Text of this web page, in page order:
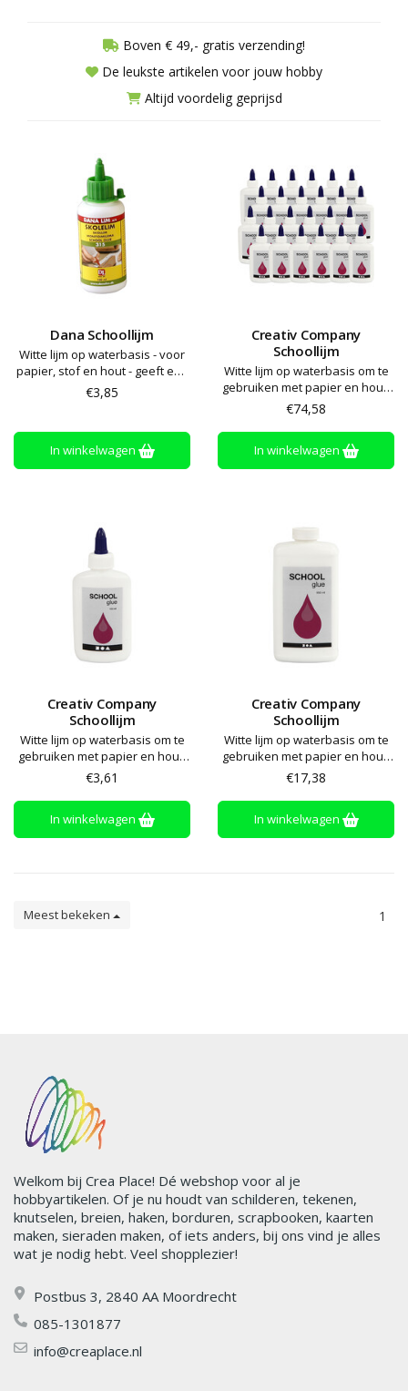
Boven € 49,- gratis verzending!
De leukste artikelen voor jouw hobby
Altijd voordelig geprijsd
Dana Schoollijm
Witte lijm op waterbasis - voor
papier, stof en hout - geeft een
transparante en stevige
binding - wateroplosbaar -
Droogtijd circa 10-30 minuten
€3,85
In winkelwagen
Creativ Company
Schoollijm
Witte lijm op waterbasis om te
gebruiken met papier en hout.
Biedt een transparante en
harde verbinding.
Wateroplosbaar. Makkelijk
schoonmaken met warm water.
Droogtijd circa 10-30 minuten
€74,58
In winkelwagen
Creativ Company
Schoollijm
Witte lijm op waterbasis om te
gebruiken met papier en hout.
Biedt een transparante en
harde verbinding.
Wateroplosbaar. Makkelijk
schoonmaken met warm water.
Droogtijd circa 10-30 minuten
€3,61
In winkelwagen
Creativ Company
Schoollijm
Witte lijm op waterbasis om te
gebruiken met papier en hout.
Biedt een transparante en
harde verbinding.
Wateroplosbaar. Makkelijk
schoonmaken met warm water.
Droogtijd circa 10-30 minuten
€17,38
In winkelwagen
Meest bekeken 1
Welkom bij Crea Place! Dé webshop voor al je
hobbyartikelen. Of je nu houdt van schilderen, tekenen,
knutselen, breien, haken, borduren, scrapbooken, kaarten
maken, sieraden maken, of iets anders, bij ons vind je alles
wat je nodig hebt. Veel shopplezier!
Postbus 3, 2840 AA Moordrecht
085-1301877
info@creaplace.nl